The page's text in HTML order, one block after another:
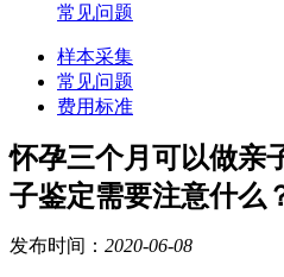
常见问题
样本采集
常见问题
费用标准
怀孕三个月可以做亲
子鉴定需要注意什么
发布时间： 2020-06-08